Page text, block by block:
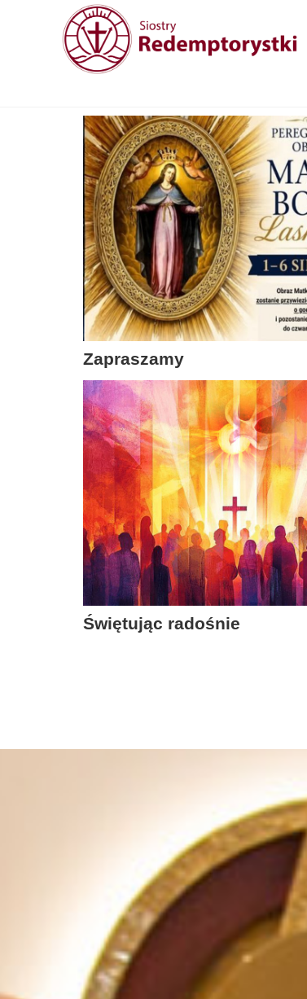
Zapraszamy
Świętując radośnie